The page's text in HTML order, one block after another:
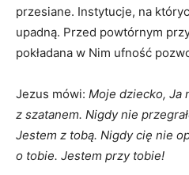
przesiane. Instytucje, na
upadną. Przed powtórnym
pokładana w Nim ufność
Jezus mówi: Moje dziecko, Ja
z szatanem. Nigdy nie
Jestem z tobą. Nigdy cię nie
o tobie. Jestem przy tobie!